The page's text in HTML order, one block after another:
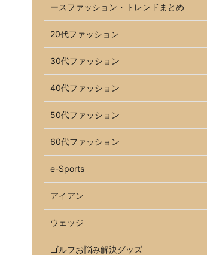
ースファッション・トレンドまとめ
20代ファッション
30代ファッション
40代ファッション
50代ファッション
60代ファッション
e-Sports
アイアン
ウェッジ
ゴルフお悩み解決グッズ